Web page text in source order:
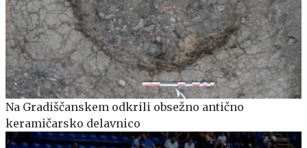
Na Gradiščanskem odkrili obsežno antično
keramičarsko delavnico